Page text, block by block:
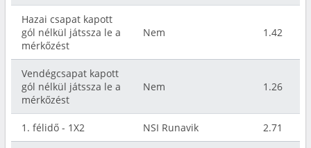
Hazai csapat kapott
gól nélkül játssza le a
mérkőzést
Nem 1.42
Vendégcsapat kapott
gól nélkül játssza le a
mérkőzést
Nem 1.26
1. félidő - 1X2 NSI Runavik 2.71